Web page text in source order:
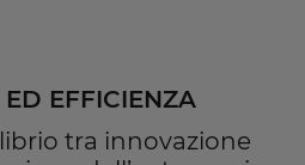
EFFICIENZA
tra innovazione